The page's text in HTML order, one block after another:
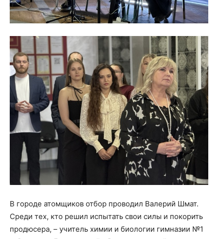
В городе атомщиков отбор проводил Валерий Шмат.
Среди тех, кто решил испытать свои силы и покорить
продюсера, – учитель химии и биологии гимназии №1